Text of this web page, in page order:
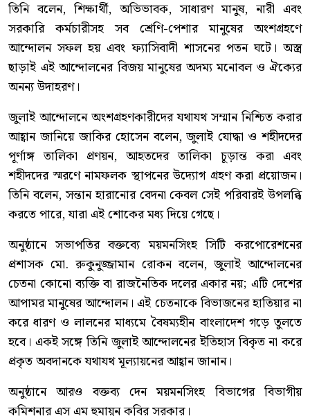
তিনি বলেন, শিক্ষার্থী, অভিভাবক, সাধারণ মানুষ, নারী এবং
সরকারি কর্মচারীসহ সব শ্রেণি-পেশার মানুষের অংশগ্রহণে
আন্দোলন সফল হয় এবং ফ্যাসিবাদী শাসনের পতন ঘটে। অস্ত্র
ছাড়াই এই আন্দোলনের বিজয় মানুষের অদম্য মনোবল ও ঐক্যের
অনন্য উদাহরণ।
জুলাই আন্দোলনে অংশগ্রহণকারীদের যথাযথ সম্মান নিশ্চিত করার
আহ্বান জানিয়ে জাকির হোসেন বলেন, জুলাই যোদ্ধা ও শহীদদের
পূর্ণাঙ্গ তালিকা প্রণয়ন, আহতদের তালিকা চূড়ান্ত করা এবং
শহীদদের স্মরণে নামফলক স্থাপনের উদ্যোগ গ্রহণ করা প্রয়োজন।
তিনি বলেন, সন্তান হারানোর বেদনা কেবল সেই পরিবারই উপলব্ধি
করতে পারে, যারা এই শোকের মধ্য দিয়ে গেছে।
অনুষ্ঠানে সভাপতির বক্তব্যে ময়মনসিংহ সিটি করপোরেশনের
প্রশাসক মো. রুকুনুজ্জামান রোকন বলেন, জুলাই আন্দোলনের
চেতনা কোনো ব্যক্তি বা রাজনৈতিক দলের একার নয়; এটি দেশের
আপামর মানুষের আন্দোলন। এই চেতনাকে বিভাজনের হাতিয়ার না
করে ধারণ ও লালনের মাধ্যমে বৈষম্যহীন বাংলাদেশ গড়ে তুলতে
হবে। একই সঙ্গে তিনি জুলাই আন্দোলনের ইতিহাস বিকৃত না করে
প্রকৃত অবদানকে যথাযথ মূল্যায়নের আহ্বান জানান।
অনুষ্ঠানে আরও বক্তব্য দেন ময়মনসিংহ বিভাগের বিভাগীয়
কমিশনার এস এম হুমায়ুন কবির সরকার।